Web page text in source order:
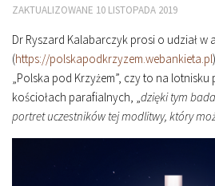
ZAKTUALIZOWANE 10 LISTOPADA 2019
Dr Ryszard Kalabarczyk prosi o udział w
(https://polskapodkrzyzem.webankieta.pl
„Polska pod Krzyżem”, czy to na lotnisku
kościołach parafialnych, „dzięki tym
portret uczestników tej modlitwy, który